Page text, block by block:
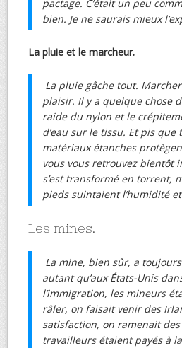
pactage. C’était un peu
bien. Je ne saurais mieux
La pluie et le marcheur.
La pluie gâche tout.
plaisir. Il y a quelque chose
raide du nylon et le
d’eau sur le tissu. Et pis
matériaux étanches
vous vous retrouvez bientôt
s’est transformé en torrent,
pieds suintaient l’humidité
Les mines.
La mine, bien sûr, a
autant qu’aux États-Unis
l’immigration, les mineurs
râler, on faisait venir des
satisfaction, on ramenait
travailleurs étaient payés à